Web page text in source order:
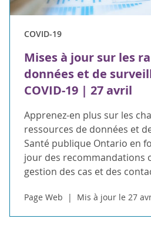
COVID-19
Mises à jour sur les
données et de
COVID-19 | 27 avril
Apprenez-en plus sur les
ressources de données et
Santé publique Ontario en
jour des recommandations
gestion des cas et des
Page Web Mis à jour le 27